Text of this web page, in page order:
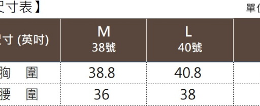
每筆NT$100，滿
大嘴鳥宅配通
貨到付款
每筆NT$120